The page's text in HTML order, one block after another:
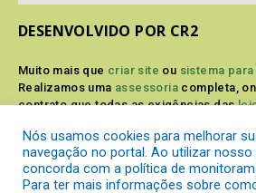
DESENVOLVIDO POR CR2
Muito mais que criar site ou sistema
Realizamos uma assessoria completa,
contrato que todas as exigências das
Conheça oPNTPe oRadar da
Nós usamos cookies para melhorar
navegação no portal. Ao utilizar nosso
concorda com a política de
Para ter mais informações sobre